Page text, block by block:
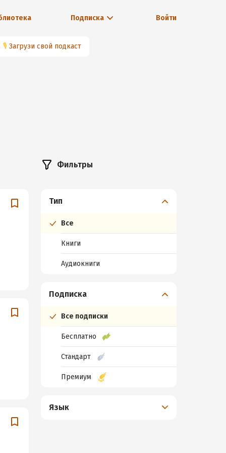
Подписка Войти
🎙 Загрузи свой подкаст
Фильтры
Тип
Все
Книги
Аудиокниги
Подписка
Все подписки
Бесплатно
Стандарт
Премиум
Язык